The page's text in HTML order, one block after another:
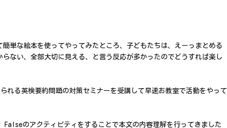
単な絵本を使ってやってみたところ、子どもたちは、えーっまとめる
ない、全部大切に見える、と言う反応が多かったのでどうすれば楽し
れる英検要約問題の対策セミナーを受講して早速お教室で活動をやって
のアクティビティをすることで本文の内容理解を行ってきました